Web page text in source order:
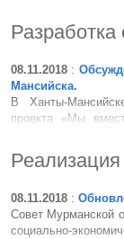
слушаниях по
в Городском дворце
Разработка
08.11.2018 :
Мансийска.
В Ханты-
проекта «Мы
города Ханты-
Во встрече приняли
Реализация
08.11.2018 :
Совет Мурманской
социально-